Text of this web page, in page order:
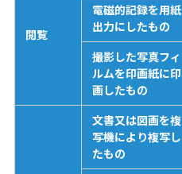
閲覧
電磁的記録を用紙
出力にしたもの
撮影した写真フィ
ルムを印画紙に印
画したもの
文書又は図画を複
写機により複写し
たもの